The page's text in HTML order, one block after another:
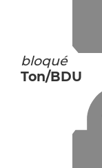
bloqué
Ton/BDU